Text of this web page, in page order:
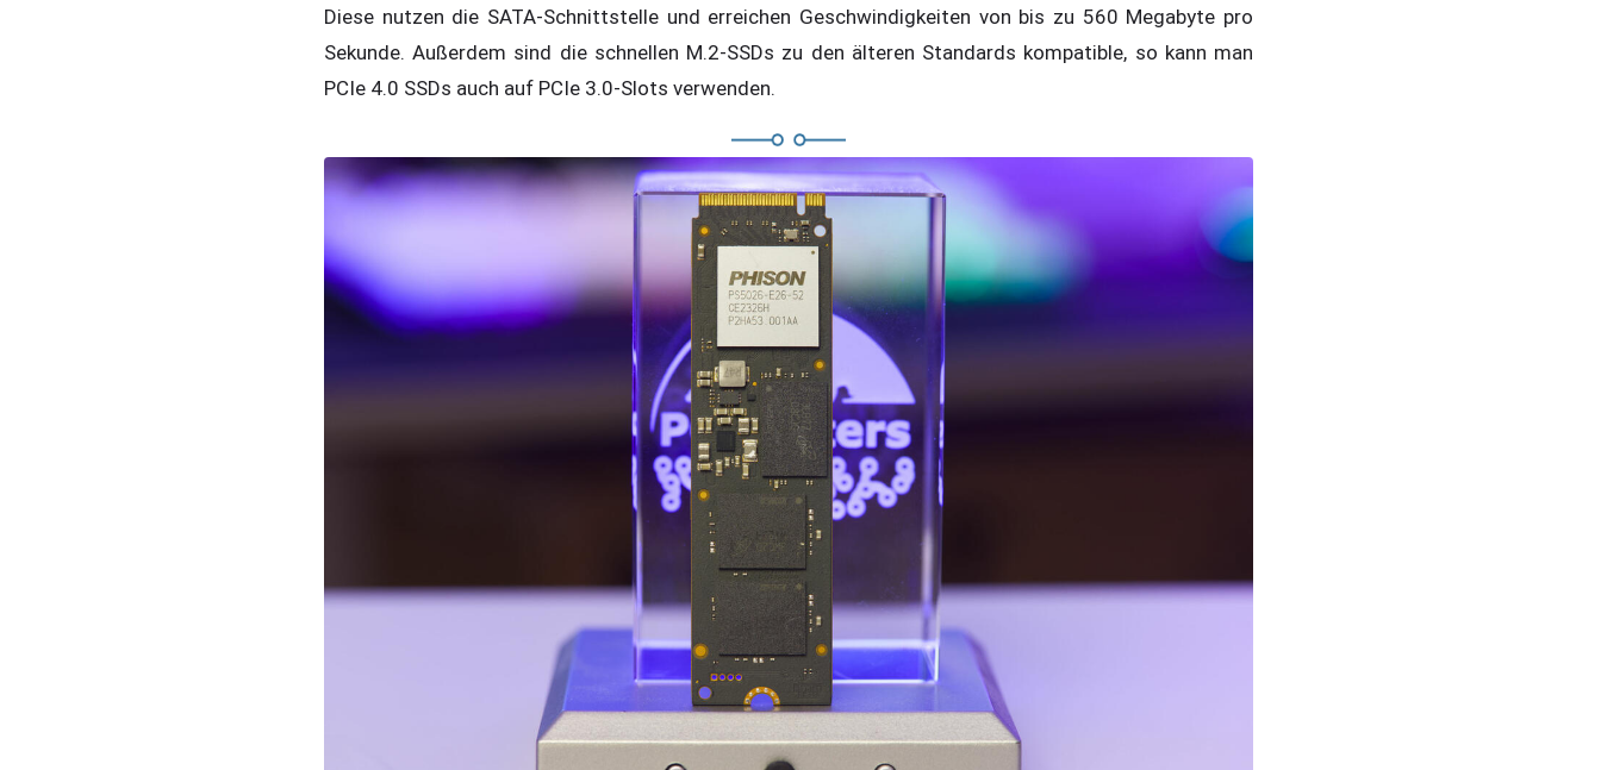
Diese nutzen die SATA-Schnittstelle und erreichen Geschwindigkeiten von bis zu 560 Megabyte pro
Sekunde. Außerdem sind die schnellen M.2-SSDs zu den älteren Standards kompatible, so kann man
PCIe 4.0 SSDs auch auf PCIe 3.0-Slots verwenden.